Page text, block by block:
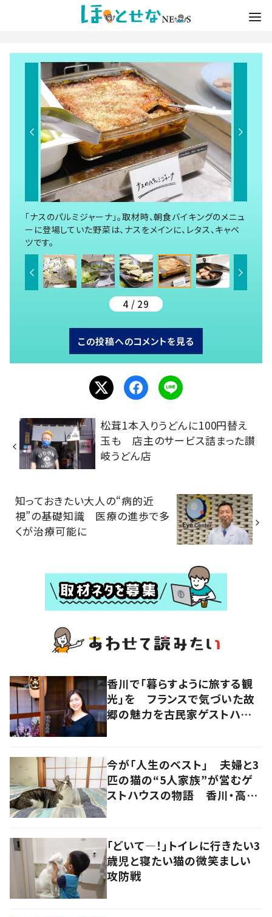
「ナスのパルミジャーナ」。取材時、朝食バイキングのメニュ
ーに登場していた野菜は、ナスをメインに、レタス、キャベ
ツです。
4 / 29
この投稿へのコメントを見る
松茸1本入りうどんに100円替え
玉も 店主のサービス詰まった讃
岐うどん店
知っておきたい大人の“病的近
視”の基礎知識 医療の進歩で多
くが治療可能に
香川で「暮らすように旅する観
光」を フランスで気づいた故
郷の魅力を古民家ゲストハウス
今が「人生のベスト」 夫婦と3
匹の猫の“5人家族”が営むゲ
ストハウスの物語 香川・高松
「どいて―！」トイレに行きたい3
歳児と寝たい猫の微笑ましい
攻防戦